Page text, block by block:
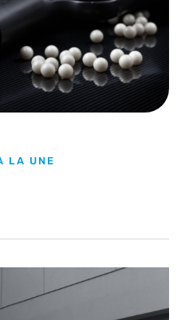
LA UNE